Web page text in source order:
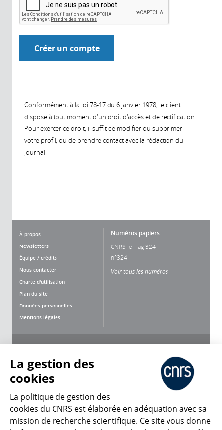
Conformément à la loi 78-17 du 6 janvier 1978, le client
dispose à tout moment d'un droit d'accès et de rectification.
Pour exercer ce droit, il suffit de modifier ou supprimer
votre profil, ou de prendre contact avec la rédaction du
journal.
À propos
Newsletters
Équipe / crédits
Nous contacter
Charte d'utilisation
Plan du site
Données personnelles
Mentions légales
Numéros papiers
CNRS lemag 324
n°324
Voir tous les numéros
CNRS Le Mag
La gestion des
cookies
La politique de gestion des
cookies du CNRS est élaborée en adéquation avec sa
mission de recherche scientifique. Ce site vous donne